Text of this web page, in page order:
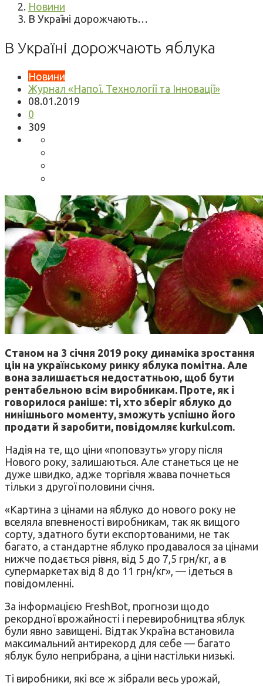
Новини
В Україні дорожчають…
В Україні дорожчають яблука
Новини
Журнал «Напої. Технології та Інновації»
08.01.2019
0
309
Станом на 3 січня 2019 року динаміка зростання
цін на українському ринку яблука помітна. Але
вона залишається недостатньою, щоб бути
рентабельною всім виробникам. Проте, як і
говорилося раніше: ті, хто зберіг яблуко до
нинішнього моменту, зможуть успішно його
продати й заробити, повідомляє kurkul.com.
Надія на те, що ціни «поповзуть» угору після
Нового року, залишаються. Але станеться це не
дуже швидко, адже торгівля жвава почнеться
тільки з другої половини січня.
«Картина з цінами на яблуко до нового року не
вселяла впевненості виробникам, так як вищого
сорту, здатного бути експортованими, не так
багато, а стандартне яблуко продавалося за цінами
нижче подається рівня, від 5 до 7,5 грн/кг, а в
супермаркетах від 8 до 11 грн/кг», — ідеться в
повідомленні.
За інформацією FreshBot, прогнози щодо
рекордної врожайності і перевиробництва яблук
були явно завищені. Відтак Україна встановила
максимальний антирекорд для себе — багато
яблук було неприбрана, а ціни настільки низькі.
Ті виробники, які все ж зібрали весь урожай,